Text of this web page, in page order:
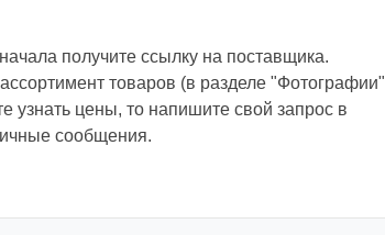
получите ссылку на поставщика.
товаров (в разделе "Фотографии"
узнать цены, то напишите свой запрос в
сообщения.